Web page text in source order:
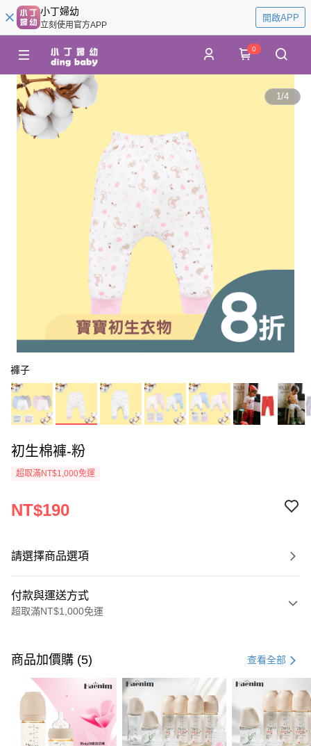
小丁婦幼
立刻使用官方APP
開啟APP
0
1/4
褲子
初生棉褲-粉
超取滿NT$1,000免運
NT$190
請選擇商品選項
付款與運送方式
超取滿NT$1,000免運
信用卡一次付款
信用卡分期付款
3 期 0 利率 每期 NT$63 21家銀行
合作金庫商業銀行
第一商業銀行
華南商業銀行
彰化商業銀行
6 期 0 利率 每期NT$31 21家銀行
商品加價購 (5) 查看全部